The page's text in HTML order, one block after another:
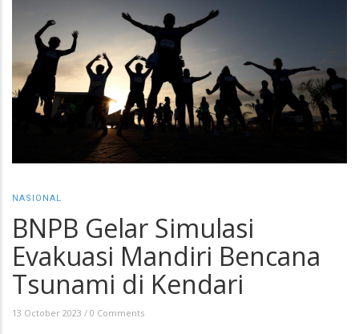
NASIONAL
BNPB Gelar Simulasi
Evakuasi Mandiri Bencana
Tsunami di Kendari
13 October 2023 / 0 Comments